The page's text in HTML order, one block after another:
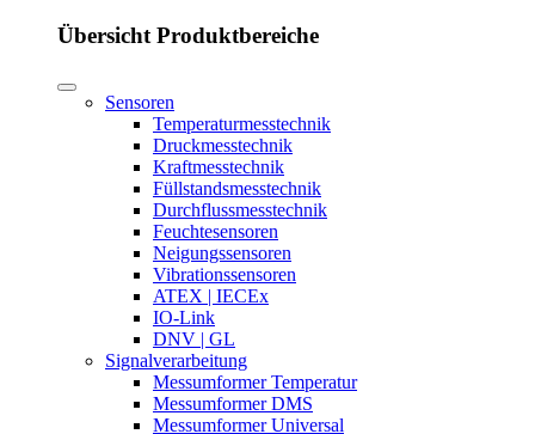
Übersicht Produktbereiche
Sensoren
Temperaturmesstechnik
Druckmesstechnik
Kraftmesstechnik
Füllstandsmesstechnik
Durchflussmesstechnik
Feuchtesensoren
Neigungssensoren
Vibrationssensoren
ATEX | IECEx
IO-Link
DNV | GL
Signalverarbeitung
Messumformer Temperatur
Messumformer DMS
Messumformer Universal